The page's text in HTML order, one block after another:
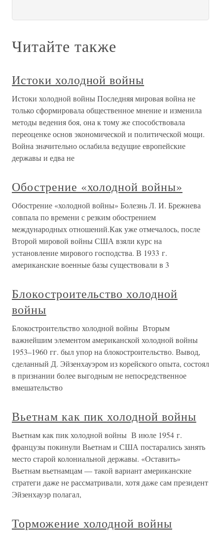
Читайте также
Истоки холодной войны
Истоки холодной войны Последняя мировая война не
только сформировала общественное мнение и изменила
методы ведения боя, она к тому же способствовала
переоценке основ экономической и политической мощи.
Война значительно ослабила ведущие европейские
державы и едва не
Обострение «холодной войны»
Обострение «холодной войны» Болезнь Л. И. Брежнева
совпала по времени с резким обострением
международных отношений.Как уже отмечалось, после
Второй мировой войны США взяли курс на
установление мирового господства. В 1933 г.
американские военные базы существовали в 3
Блокостроительство холодной
войны
Блокостроительство холодной войны Вторым
важнейшим элементом американской холодной войны
1953–1960 гг. был упор на блокостроительство. Вывод,
сделанный Д. Эйзенхауэром из корейского опыта, состоял
в признании более выгодным не непосредственное
вмешательство
Вьетнам как пик холодной войны
Вьетнам как пик холодной войны В июле 1954 г.
французы покинули Вьетнам и США постарались занять
место старой колониальной державы. «Оставить»
Вьетнам вьетнамцам — такой вариант американские
стратеги даже не рассматривали, хотя даже сам президент
Эйзенхауэр полагал,
Торможение холодной войны